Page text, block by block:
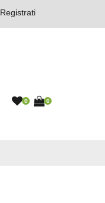
Registrati
0 0